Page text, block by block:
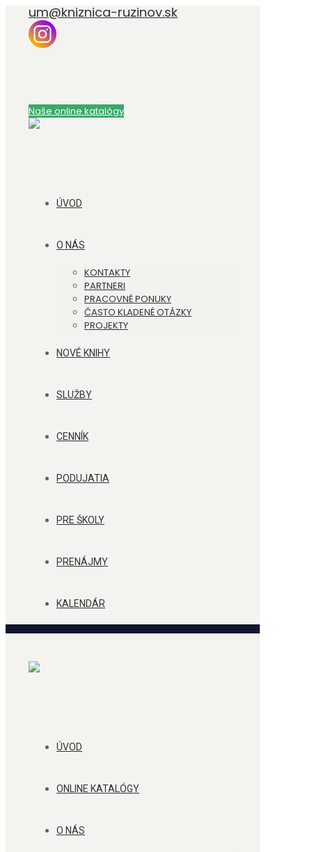
um@kniznica-ruzinov.sk
Naše online katalógy
ÚVOD
O NÁS
KONTAKTY
PARTNERI
PRACOVNÉ PONUKY
ČASTO KLADENÉ OTÁZKY
PROJEKTY
NOVÉ KNIHY
SLUŽBY
CENNÍK
PODUJATIA
PRE ŠKOLY
PRENÁJMY
KALENDÁR
ÚVOD
ONLINE KATALÓGY
O NÁS